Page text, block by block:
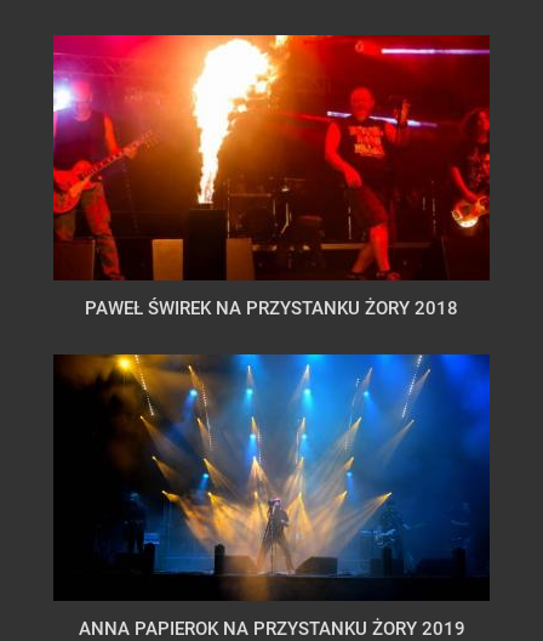
PAWEŁ ŚWIREK NA PRZYSTANKU ŻORY 2018
ANNA PAPIEROK NA PRZYSTANKU ŻORY 2019